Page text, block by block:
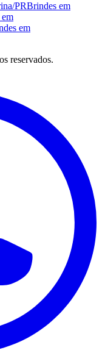
/PRBrindes em
em
reservados.